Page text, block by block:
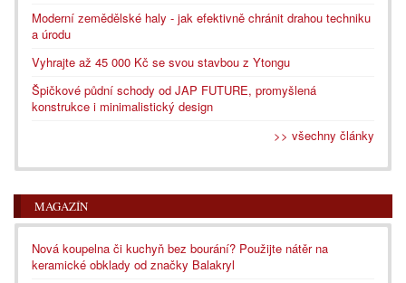
Moderní zemědělské haly - jak efektivně chránit drahou techniku
a úrodu
Vyhrajte až 45 000 Kč se svou stavbou z Ytongu
Špičkové půdní schody od JAP FUTURE, promyšlená
konstrukce i minimalistický design
>> všechny články
MAGAZÍN
Nová koupelna či kuchyň bez bourání? Použijte nátěr na
keramické obklady od značky Balakryl